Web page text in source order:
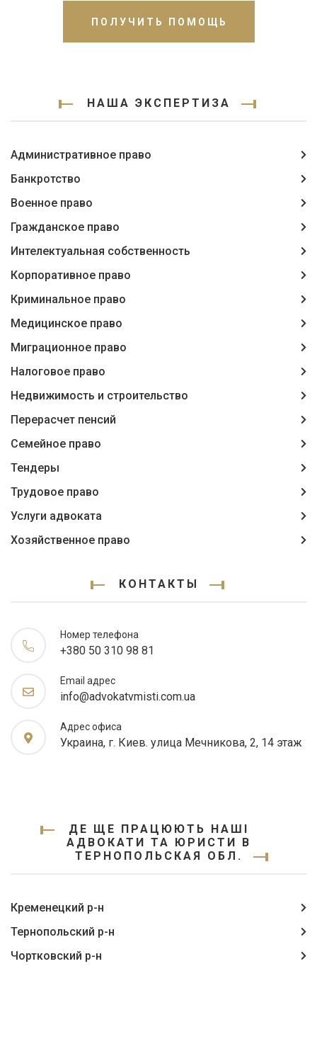
ПОЛУЧИТЬ ПОМОЩЬ
НАША ЭКСПЕРТИЗА
Административное право
Банкротство
Военное право
Гражданское право
Интелектуальная собственность
Корпоративное право
Криминальное право
Медицинское право
Миграционное право
Налоговое право
Недвижимость и строительство
Перерасчет пенсий
Семейное право
Тендеры
Трудовое право
Услуги адвоката
Хозяйственное право
КОНТАКТЫ
Номер телефона
+380 50 310 98 81
Email адрес
info@advokatvmisti.com.ua
Адрес офиса
Украина, г. Киев. улица Мечникова, 2, 14 этаж
ДЕ ЩЕ ПРАЦЮЮТЬ НАШІ
АДВОКАТИ ТА ЮРИСТИ В
ТЕРНОПОЛЬСКАЯ ОБЛ.
Кременецкий р-н
Тернопольский р-н
Чортковский р-н